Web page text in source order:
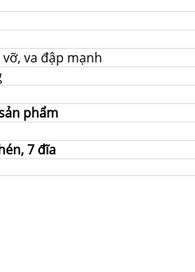
va đập mạnh
phẩm
7 đĩa